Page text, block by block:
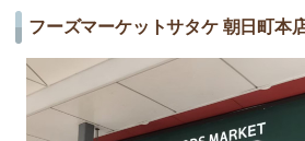
フーズマーケットサタケ 朝日町本